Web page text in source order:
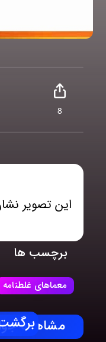
8
این تصویر
برچسب ها
معماهای غلطنامه
مشاهده